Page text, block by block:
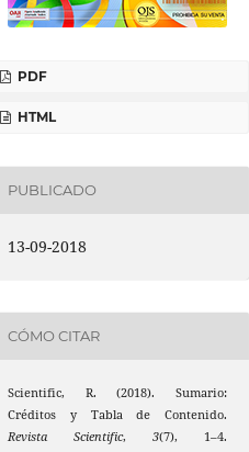
PDF
HTML
PUBLICADO
13-09-2018
CÓMO CITAR
Scientific, R. (2018). Sumario:
Créditos y Tabla de Contenido.
Revista Scientific,3(7), 1–4.